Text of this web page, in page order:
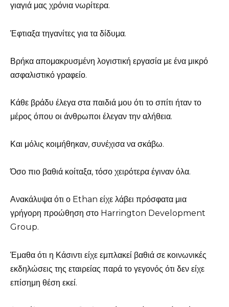
γιαγιά μας χρόνια νωρίτερα.
Έφτιαξα τηγανίτες για τα δίδυμα.
Βρήκα απομακρυσμένη λογιστική εργασία με ένα μικρό
ασφαλιστικό γραφείο.
Κάθε βράδυ έλεγα στα παιδιά μου ότι το σπίτι ήταν το
μέρος όπου οι άνθρωποι έλεγαν την αλήθεια.
Και μόλις κοιμήθηκαν, συνέχισα να σκάβω.
Όσο πιο βαθιά κοίταξα, τόσο χειρότερα έγιναν όλα.
Ανακάλυψα ότι ο Ethan είχε λάβει πρόσφατα μια
γρήγορη προώθηση στο Harrington Development
Group.
Έμαθα ότι η Κάσιντι είχε εμπλακεί βαθιά σε κοινωνικές
εκδηλώσεις της εταιρείας παρά το γεγονός ότι δεν είχε
επίσημη θέση εκεί.